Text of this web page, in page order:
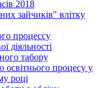
2018
зайчиків" влітку
процессу
діяльності
табору
освітнього процесу у
році